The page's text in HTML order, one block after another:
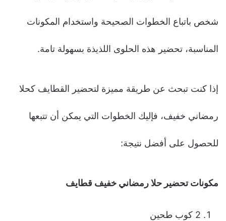
شخص باتباع الخطوات الصحيحة واستخدام المكونات
المناسبة، تحضير هذه الحلوى اللذيذة بسهولة تامة.
إذا كنت تبحث عن طريقة مميزة لتحضير القطايف كحلا
رمضاني خفيف، فإليك الخطوات التي يمكن أن تتبعها
للحصول على أفضل نتيجة:
مكوناتتحضير حلا رمضاني خفيف قطايف
2 كوب طحين